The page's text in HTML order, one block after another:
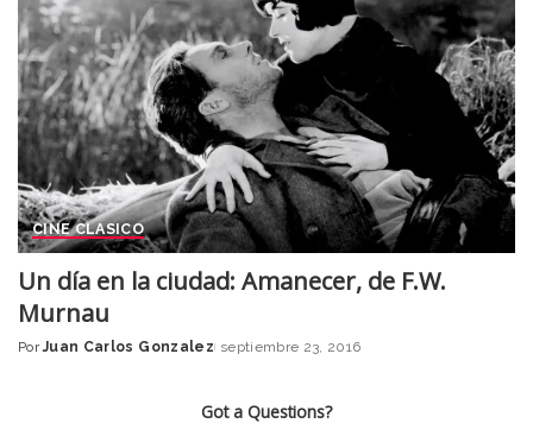
CINE CLASICO
Un día en la ciudad: Amanecer, de F.W.
Murnau
Posted
Por Juan Carlos Gonzalez septiembre 23, 2016
Got a Questions?